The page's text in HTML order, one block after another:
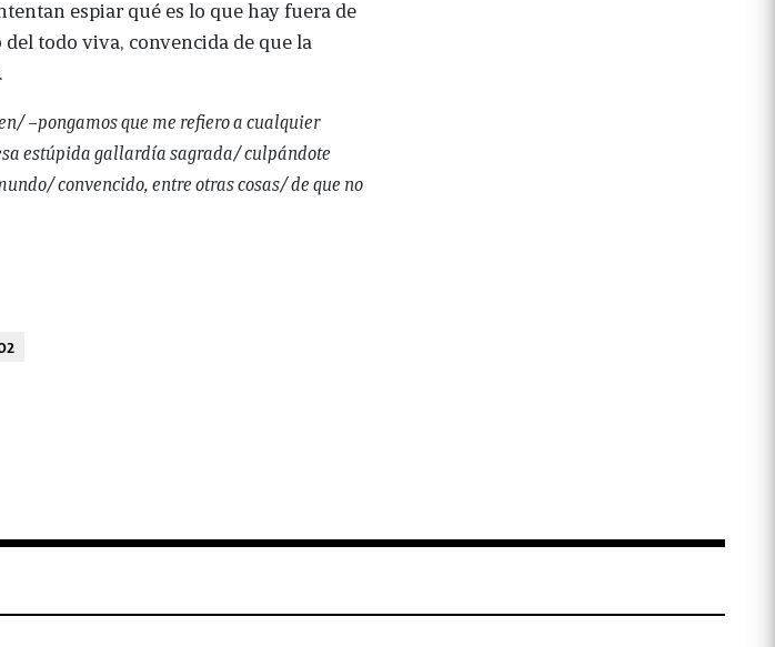
espiar qué es lo que hay fuera de
todo viva, convencida de que la
–pongamos que me refiero a cualquier
estúpida gallardía sagrada/ culpándote
convencido, entre otras cosas/ de que no